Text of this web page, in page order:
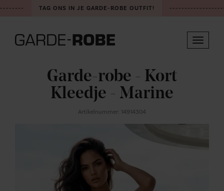
TAG ONS IN JE GARDE-ROBE OUTFIT!
Toggle
Garde-robe - Kort
Kleedje - Marine
Artikelnummer: 14914304